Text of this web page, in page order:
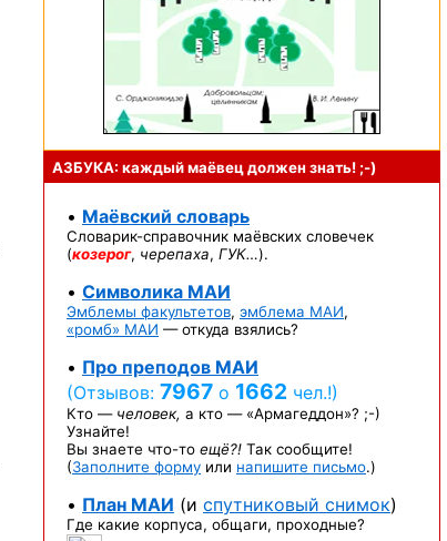
АЗБУКА: каждый маёвец должензнать! ;-)
• Маёвский словарь
Словарик-справочник маёвских словечек
(козерог, черепаха, ГУК…).
• Символика МАИ
Эмблемы факультетов, эмблема МАИ,
«ромб» МАИ — откуда взялись?
• Про преподов МАИ
(Отзывов: 7967 о 1662 чел.!)
Кто — человек, а кто — «Армагеддон»? ;-)
Узнайте!
Вы знаете что-то ещё?! Так сообщите!
(Заполните форму или напишите письмо.)
• План МАИ (и спутниковый снимок)
Где какие корпуса, общаги, проходные?